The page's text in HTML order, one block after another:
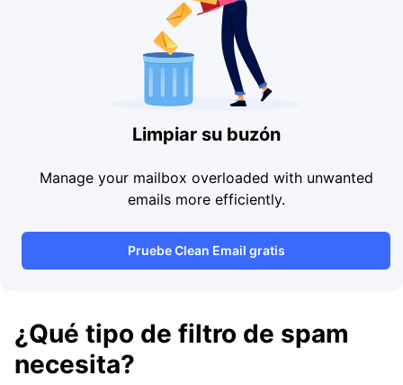
Limpiar su buzón
Manage your mailbox overloaded with unwanted
emails more efficiently.
Pruebe Clean Email gratis
¿Qué tipo de filtro de spam
necesita?